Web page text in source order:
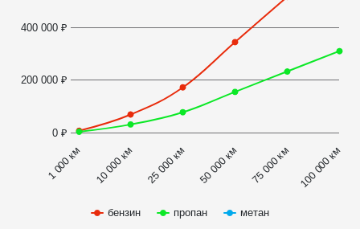
бензин пропан метан
1 000 км 10 000 км 25 000 км 50 000 км 75 000 км 100 000 км
0 ₽
200 000 ₽
400 000 ₽